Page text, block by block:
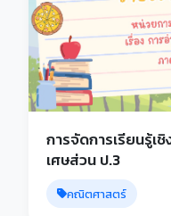
การจัดการเรียนรู้เ
เศษส่วน ป.3
คณิตศาสตร์